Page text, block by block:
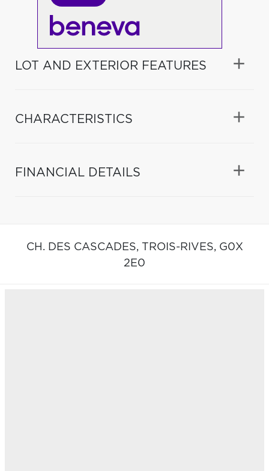
LOT AND EXTERIOR FEATURES
CHARACTERISTICS
FINANCIAL DETAILS
CH. DES CASCADES, TROIS-RIVES, G0X
2E0